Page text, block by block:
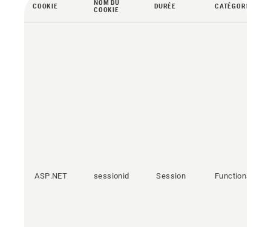
COOKIE
NOM DU
COOKIE
DURÉE CATÉGORIE
ASP.NET sessionid Session Functional